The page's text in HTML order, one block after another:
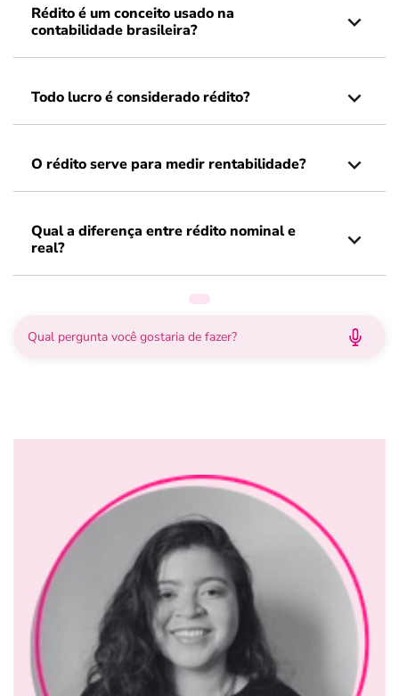
Rédito é um conceito usado na
contabilidade brasileira?
Todo lucro é considerado rédito?
O rédito serve para medir rentabilidade?
Qual a diferença entre rédito nominal e
real?